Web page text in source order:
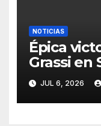
NOTICIAS
Épica
Grassi en
JUL 6, 2026